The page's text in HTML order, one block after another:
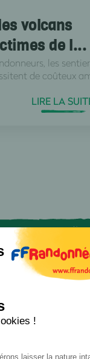
volcans
de l...
les
de coûteux
LIRE LA
!
laisser la nature